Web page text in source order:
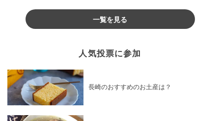
一覧を見る
人気投票に参加
長崎のおすすめのお土産は？